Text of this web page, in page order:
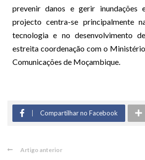
prevenir danos e gerir inundações
projecto centra-se principalmente
tecnologia e no desenvolvimento
estreita coordenação com o
Comunicações de Moçambique.
Compartilhar no Facebook
Artigo anterior